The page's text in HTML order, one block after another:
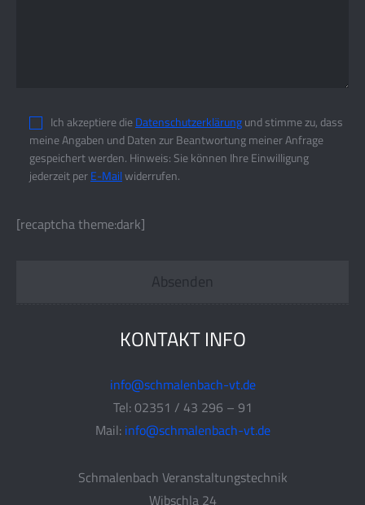
Ich akzeptiere dieDatenschutzerklärungund stimme zu, dass
meine Angaben und Daten zur Beantwortung meiner Anfrage
gespeichert werden. Hinweis: Sie können Ihre Einwilligung
jederzeit perE-Mailwiderrufen.
[recaptcha theme:dark]
KONTAKT INFO
info@schmalenbach-vt.de
Tel: 02351 / 43 296 – 91
Mail: info@schmalenbach-vt.de
Schmalenbach Veranstaltungstechnik
Wibschla 24